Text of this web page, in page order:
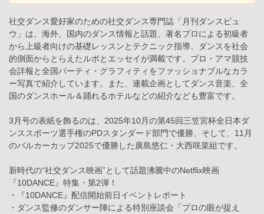
社交ダンス愛好家のための社交ダンス専門誌「月刊ダンスビュ
ウ」は、海外、国内のダンス情報と話題、著名プロによる初級者
から上級者向けの基礎レッスンとテクニック指導、ダンスを社会
的側面からとらえたルポとエッセイが満載です。プロ・アマ競技
会詳報と全国パーティ・グラフィティをファッショナブルなカラ
ー写真で紹介しています。また、連載企画としてダンス音楽、全
国のダンスホール＆踊れるホテルなどの紹介なども豊富です。
3月号の表紙を飾るのは、2025年10月の第45回三笠宮杯全日本ダ
ンススポーツ選手権のPDスタンダード部門で優勝、そして、11月
のバルカーカップ2025で優勝した廣島悠仁・大西咲菜組です。
新時代の“社交ダンス映画”として話題沸騰中のNetflix映画
『10DANCE』特集・第2弾！
・『10DANCE』配信開始前日イベントレポート
・ダンス監修のダンサー陣による特別座談会「プロの眼が捉え